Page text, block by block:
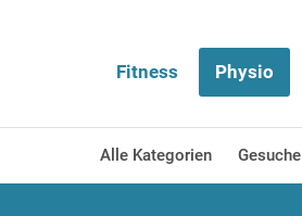
Fitness Physio
Alle Kategorien Gesuche